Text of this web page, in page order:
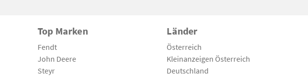
Top Marken
Fendt
John Deere
Steyr
Länder
Österreich
Kleinanzeigen Österreich
Deutschland